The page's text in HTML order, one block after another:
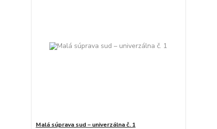
Malá súprava sud – univerzálna č. 1